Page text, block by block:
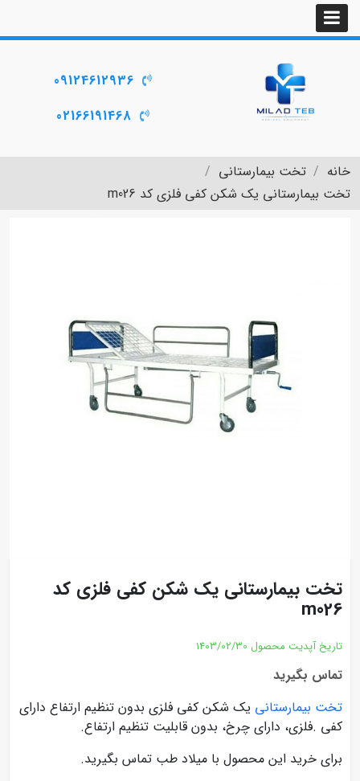
09124612936
02166191468
خانه
تخت بیمارستانی
تخت بیمارستانی یک شکن کفی فلزی کد m026
تخت بیمارستانی یک شکن کفی فلزی کد
m026
تاریخ آپدیت محصول 1403/02/30
تماس بگیرید
تخت بیمارستانی یک شکن کفی فلزی بدون تنظیم ارتفاع دارای
کفی .فلزی، دارای چرخ، بدون قابلیت تنظیم ارتفاع.
برای خرید این محصول با میلاد طب تماس بگیرید.